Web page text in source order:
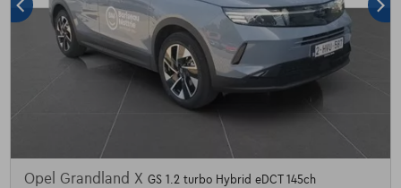
Opel Grandland X GS 1.2 turbo Hybrid eDCT 145ch